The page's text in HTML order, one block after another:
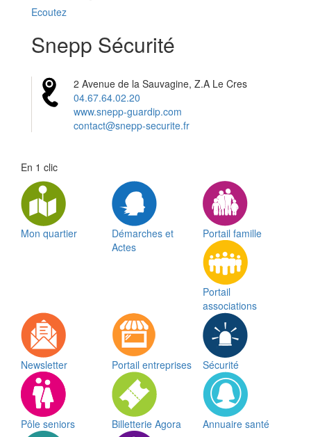
Ecoutez
Snepp Sécurité
2 Avenue de la Sauvagine, Z.A Le Cres
04.67.64.02.20
www.snepp-guardip.com
contact@snepp-securite.fr
En 1 clic
Mon quartier
Démarches et
Actes
Portail famille
Portail
associations
Newsletter Portail entreprises Sécurité
Pôle seniors Billetterie Agora Annuaire santé